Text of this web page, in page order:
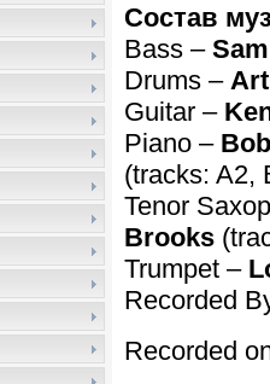
Состав
Bass –
Drums –
Guitar –
Piano –
(tracks: A2,
Tenor
Brooks
Trumpet –
Recorded
Recorded